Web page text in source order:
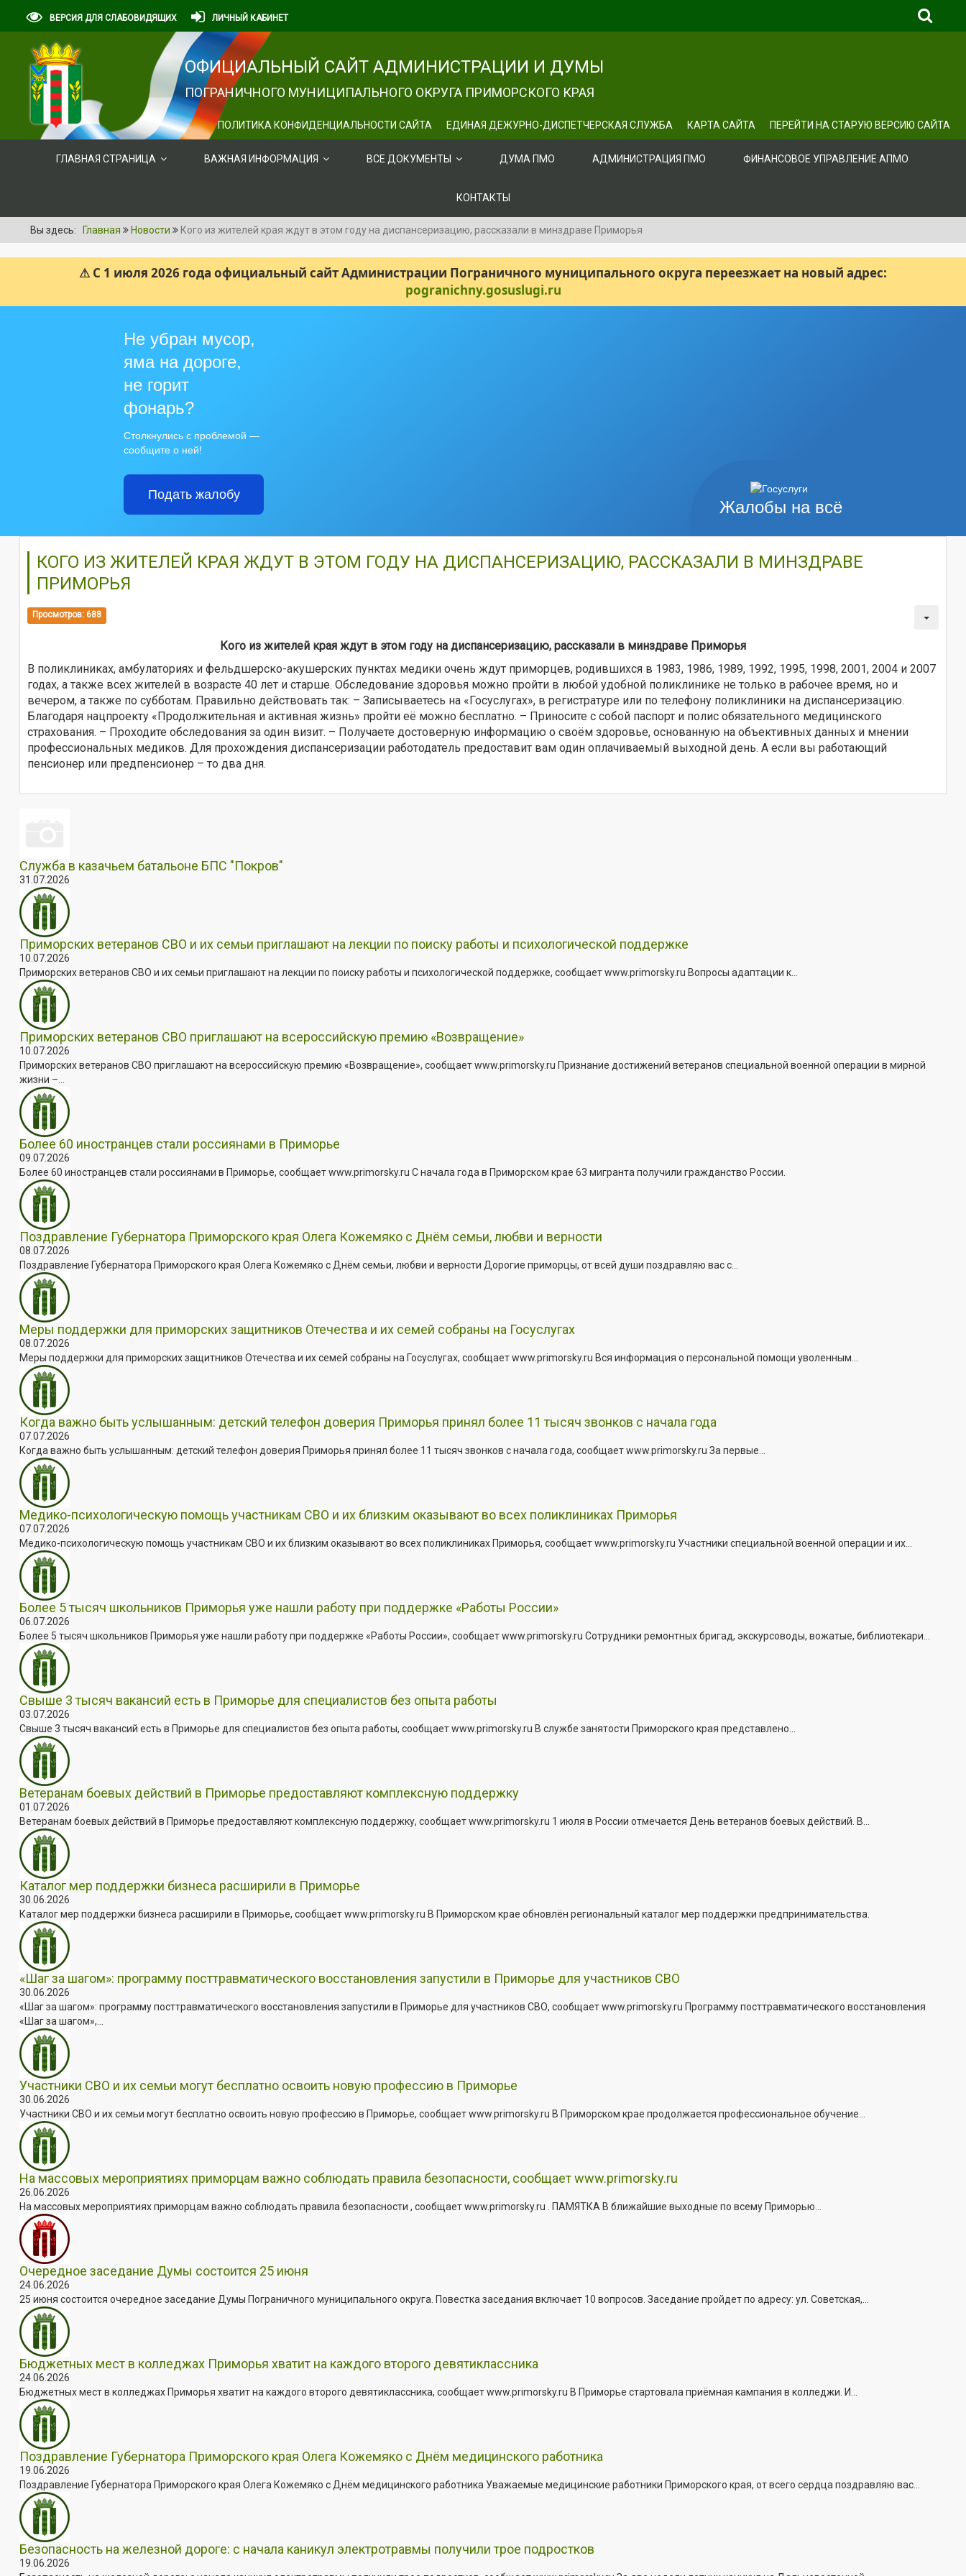
ВЕРСИЯ ДЛЯ СЛАБОВИДЯЩИХ ЛИЧНЫЙ КАБИНЕТ
ОФИЦИАЛЬНЫЙ САЙТ АДМИНИСТРАЦИИ И ДУМЫ
ПОГРАНИЧНОГО МУНИЦИПАЛЬНОГО ОКРУГА ПРИМОРСКОГО КРАЯ
ПОЛИТИКА КОНФИДЕНЦИАЛЬНОСТИ САЙТА ЕДИНАЯ ДЕЖУРНО-ДИСПЕТЧЕРСКАЯ СЛУЖБА КАРТА САЙТА ПЕРЕЙТИ НА СТАРУЮ ВЕРСИЮ САЙТА
ГЛАВНАЯ СТРАНИЦА ВАЖНАЯ ИНФОРМАЦИЯ ВСЕ ДОКУМЕНТЫ ДУМА ПМО АДМИНИСТРАЦИЯ ПМО ФИНАНСОВОЕ УПРАВЛЕНИЕ АПМО
КОНТАКТЫ
Вы здесь: Главная Новости Кого из жителей края ждут в этом году на диспансеризацию, рассказали в минздраве Приморья
⚠ С 1 июля 2026 года официальный сайт Администрации Пограничного муниципального округа переезжает на новый адрес:
pogranichny.gosuslugi.ru
Жалобы на всё
Не убран мусор,
яма на дороге,
не горит
фонарь?
Столкнулись с проблемой —
сообщите о ней!
Подать жалобу
КОГО ИЗ ЖИТЕЛЕЙ КРАЯ ЖДУТ В ЭТОМ ГОДУ НА ДИСПАНСЕРИЗАЦИЮ, РАССКАЗАЛИ В МИНЗДРАВЕ
ПРИМОРЬЯ
Просмотров: 688
Кого из жителей края ждут в этом году на диспансеризацию, рассказали в минздраве Приморья
В поликлиниках, амбулаториях и фельдшерско-акушерских пунктах медики очень ждут приморцев, родившихся в 1983, 1986, 1989, 1992, 1995, 1998, 2001, 2004 и 2007
годах, а также всех жителей в возрасте 40 лет и старше. Обследование здоровья можно пройти в любой удобной поликлинике не только в рабочее время, но и
вечером, а также по субботам. Правильно действовать так: – Записываетесь на «Госуслугах», в регистратуре или по телефону поликлиники на диспансеризацию.
Благодаря нацпроекту «Продолжительная и активная жизнь» пройти её можно бесплатно. – Приносите с собой паспорт и полис обязательного медицинского
страхования. – Проходите обследования за один визит. – Получаете достоверную информацию о своём здоровье, основанную на объективных данных и мнении
профессиональных медиков. Для прохождения диспансеризации работодатель предоставит вам один оплачиваемый выходной день. А если вы работающий
пенсионер или предпенсионер – то два дня.
Служба в казачьем батальоне БПС "Покров"
31.07.2026
Приморских ветеранов СВО и их семьи приглашают на лекции по поиску работы и психологической поддержке
10.07.2026
Приморских ветеранов СВО и их семьи приглашают на лекции по поиску работы и психологической поддержке, сообщает www.primorsky.ru Вопросы адаптации к...
Приморских ветеранов СВО приглашают на всероссийскую премию «Возвращение»
10.07.2026
Приморских ветеранов СВО приглашают на всероссийскую премию «Возвращение», сообщает www.primorsky.ru Признание достижений ветеранов специальной военной операции в мирной
жизни –...
Более 60 иностранцев стали россиянами в Приморье
09.07.2026
Более 60 иностранцев стали россиянами в Приморье, сообщает www.primorsky.ru С начала года в Приморском крае 63 мигранта получили гражданство России.
Поздравление Губернатора Приморского края Олега Кожемяко с Днём семьи, любви и верности
08.07.2026
Поздравление Губернатора Приморского края Олега Кожемяко с Днём семьи, любви и верности Дорогие приморцы, от всей души поздравляю вас с...
Меры поддержки для приморских защитников Отечества и их семей собраны на Госуслугах
08.07.2026
Меры поддержки для приморских защитников Отечества и их семей собраны на Госуслугах, сообщает www.primorsky.ru Вся информация о персональной помощи уволенным...
Когда важно быть услышанным: детский телефон доверия Приморья принял более 11 тысяч звонков с начала года
07.07.2026
Когда важно быть услышанным: детский телефон доверия Приморья принял более 11 тысяч звонков с начала года, сообщает www.primorsky.ru За первые...
Медико-психологическую помощь участникам СВО и их близким оказывают во всех поликлиниках Приморья
07.07.2026
Медико-психологическую помощь участникам СВО и их близким оказывают во всех поликлиниках Приморья, сообщает www.primorsky.ru Участники специальной военной операции и их...
Более 5 тысяч школьников Приморья уже нашли работу при поддержке «Работы России»
06.07.2026
Более 5 тысяч школьников Приморья уже нашли работу при поддержке «Работы России», сообщает www.primorsky.ru Сотрудники ремонтных бригад, экскурсоводы, вожатые, библиотекари...
Свыше 3 тысяч вакансий есть в Приморье для специалистов без опыта работы
03.07.2026
Свыше 3 тысяч вакансий есть в Приморье для специалистов без опыта работы, сообщает www.primorsky.ru В службе занятости Приморского края представлено...
Ветеранам боевых действий в Приморье предоставляют комплексную поддержку
01.07.2026
Ветеранам боевых действий в Приморье предоставляют комплексную поддержку, сообщает www.primorsky.ru 1 июля в России отмечается День ветеранов боевых действий. В...
Каталог мер поддержки бизнеса расширили в Приморье
30.06.2026
Каталог мер поддержки бизнеса расширили в Приморье, сообщает www.primorsky.ru В Приморском крае обновлён региональный каталог мер поддержки предпринимательства.
«Шаг за шагом»: программу посттравматического восстановления запустили в Приморье для участников СВО
30.06.2026
«Шаг за шагом»: программу посттравматического восстановления запустили в Приморье для участников СВО, сообщает www.primorsky.ru Программу посттравматического восстановления
«Шаг за шагом»,...
Участники СВО и их семьи могут бесплатно освоить новую профессию в Приморье
30.06.2026
Участники СВО и их семьи могут бесплатно освоить новую профессию в Приморье, сообщает www.primorsky.ru В Приморском крае продолжается профессиональное обучение...
На массовых мероприятиях приморцам важно соблюдать правила безопасности, сообщает www.primorsky.ru
26.06.2026
На массовых мероприятиях приморцам важно соблюдать правила безопасности , сообщает www.primorsky.ru . ПАМЯТКА В ближайшие выходные по всему Приморью...
Очередное заседание Думы состоится 25 июня
24.06.2026
25 июня состоится очередное заседание Думы Пограничного муниципального округа. Повестка заседания включает 10 вопросов. Заседание пройдет по адресу: ул. Советская,...
Бюджетных мест в колледжах Приморья хватит на каждого второго девятиклассника
24.06.2026
Бюджетных мест в колледжах Приморья хватит на каждого второго девятиклассника, сообщает www.primorsky.ru В Приморье стартовала приёмная кампания в колледжи. И...
Поздравление Губернатора Приморского края Олега Кожемяко с Днём медицинского работника
19.06.2026
Поздравление Губернатора Приморского края Олега Кожемяко с Днём медицинского работника Уважаемые медицинские работники Приморского края, от всего сердца поздравляю вас...
Безопасность на железной дороге: с начала каникул электротравмы получили трое подростков
19.06.2026